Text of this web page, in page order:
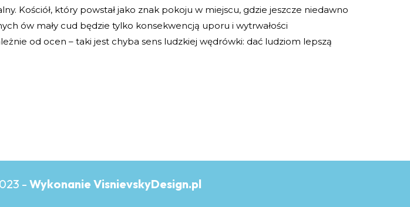
Kościół, który powstał jako znak pokoju w miejscu, gdzie jeszcze niedawno
ów mały cud będzie tylko konsekwencją uporu i wytrwałości
od ocen – taki jest chyba sens ludzkiej wędrówki: dać ludziom lepszą
-Wykonanie VisnievskyDesign.pl